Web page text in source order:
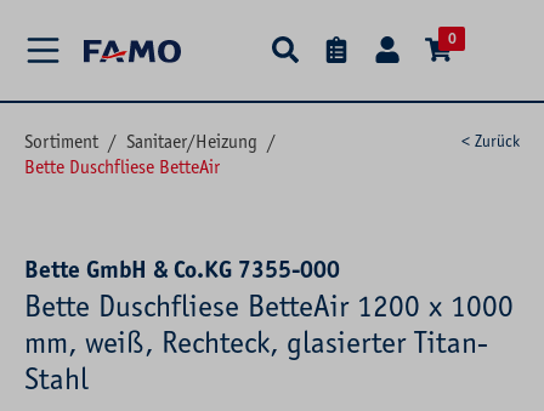
0
Sortiment / Sanitaer/Heizung /
Bette Duschfliese BetteAir
< Zurück
Bette GmbH & Co.KG 7355-000
Bette Duschfliese BetteAir 1200 x 1000
mm, weiß, Rechteck, glasierter Titan-
Stahl